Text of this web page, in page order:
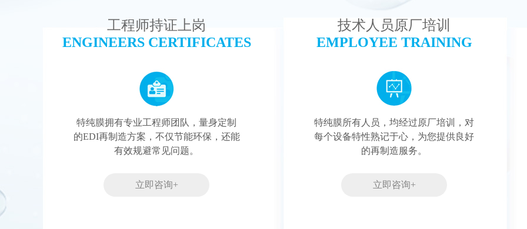
工程师持证上岗
ENGINEERS CERTIFICATES
特纯膜拥有专业工程师团队，量身定制
的EDI再制造方案，不仅节能环保，还能
有效规避常见问题。
立即咨询+
技术人员原厂培训
EMPLOYEE TRAINING
特纯膜所有人员，均经过原厂培训，对
每个设备特性熟记于心，为您提供良好
的再制造服务。
立即咨询+